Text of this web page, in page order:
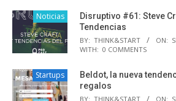
Noticias
Disruptivo #61: Steve
Tendencias
BY: THINK&START ON:
WITH: 0 COMMENTS
Startups
Beldot, la nueva
regalos
BY: THINK&START ON: